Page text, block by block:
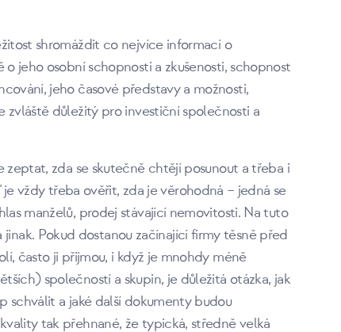
shromáždit co nejvíce informací o
jeho osobní schopnosti a zkušenosti, schopnost
jeho časové představy a možnosti,
zvláště důležitý pro investiční společnosti a
zda se skutečně chtějí posunout a třeba i
vždy třeba ověřit, zda je věrohodná – jedná se
manželů, prodej stávající nemovitosti. Na tuto
Pokud dostanou začínající firmy těsně před
často ji přijmou, i když je mnohdy méně
společností a skupin, je důležitá otázka, jak
schválit a jaké další dokumenty budou
tak přehnané, že typická, středně velká